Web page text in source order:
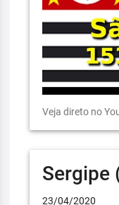
Veja direto no
Sergipe
23/04/2020